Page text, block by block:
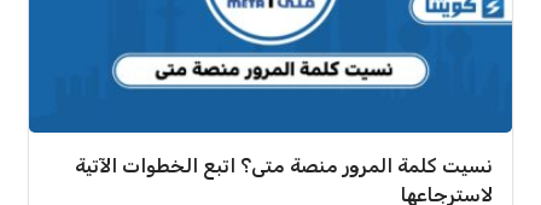
نسيت كلمة المرور منصة متى؟ اتبع الخطوات الآتية
لاسترجاعها